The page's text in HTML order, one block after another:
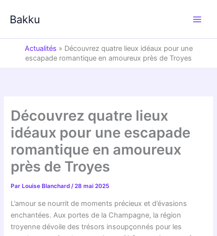
Bakku
Actualités » Découvrez quatre lieux idéaux pour une
escapade romantique en amoureux près de Troyes
Découvrez quatre lieux
idéaux pour une escapade
romantique en amoureux
près de Troyes
Par Louise Blanchard/28 mai 2025
L’amour se nourrit de moments précieux et d’évasions
enchantées. Aux portes de la Champagne, la région
troyenne dévoile des trésors insoupçonnés pour les